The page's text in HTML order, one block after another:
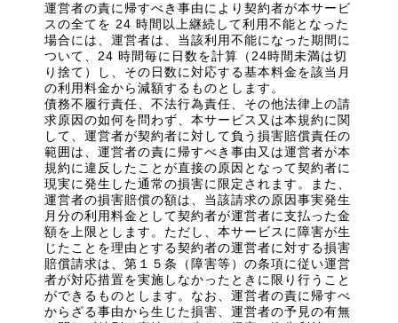
運営者の責に帰すべき事由により契約者が本サービ
スの全てを 24 時間以上継続して利用不能となった
場合には、運営者は、当該利用不能になった期間に
ついて、24 時間毎に日数を計算（24時間未満は切
り捨て）し、その日数に対応する基本料金を該当月
の利用料金から減額するものとします。
債務不履行責任、不法行為責任、その他法律上の請
求原因の如何を問わず、本サービス又は本規約に関
して、運営者が契約者に対して負う損害賠償責任の
範囲は、運営者の責に帰すべき事由又は運営者が本
規約に違反したことが直接の原因となって契約者に
現実に発生した通常の損害に限定されます。また、
運営者の損害賠償の額は、当該請求の原因事実発生
月分の利用料金として契約者が運営者に支払った金
額を上限とします。ただし、本サービスに障害が生
じたことを理由とする契約者の運営者に対する損害
賠償請求は、第１５条（障害等）の条項に従い運営
者が対応措置を実施しなかったときに限り行うこと
ができるものとします。なお、運営者の責に帰すべ
からざる事由から生じた損害、運営者の予見の有無